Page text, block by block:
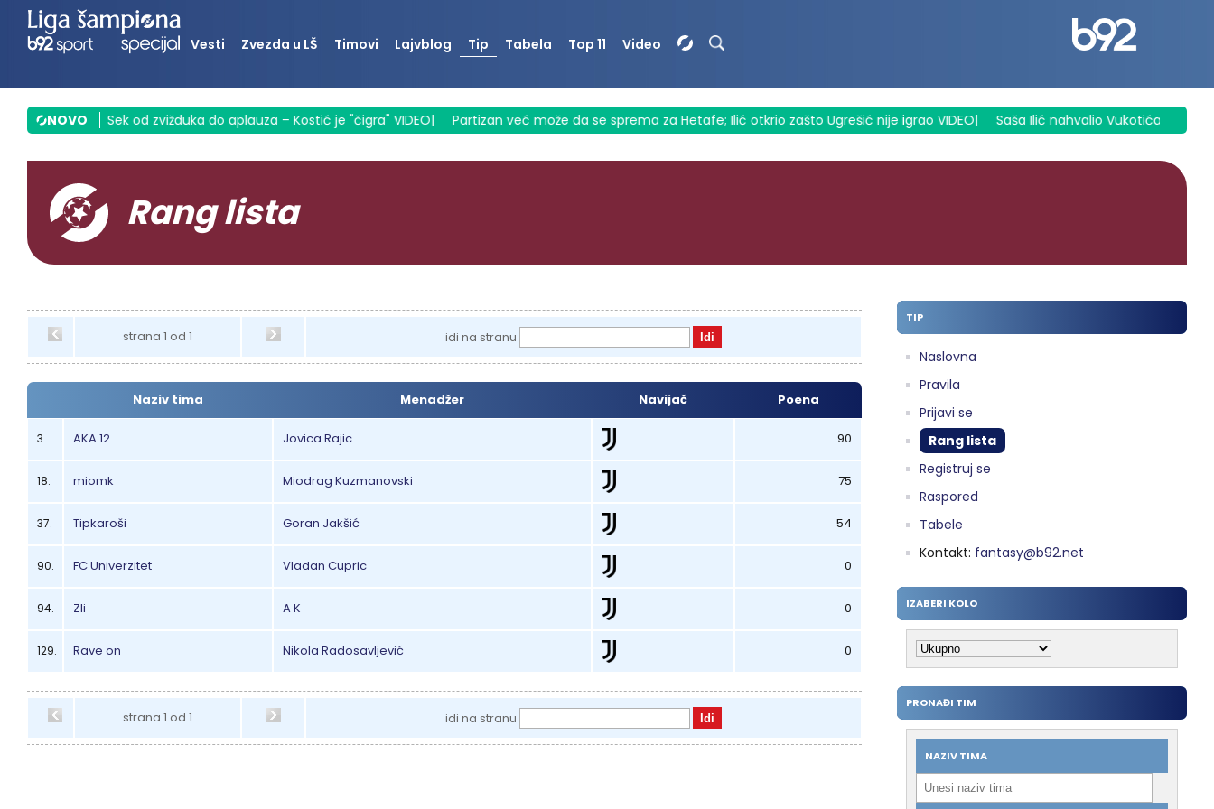
Vesti Zvezda u LŠ Timovi Lajvblog Tip Tabela Top 11 Video
NOVO
Srbiju| Sek od zvižduka do aplauza – Kostić je "čigra" VIDEO| Partizan već može da se sprema za Hetafe; Ilić otkrio zašto Ugrešić nije igrao VIDEO| Saša Ilić nahvalio Vukotića, ali mu i
Rang lista
strana 1 od 1 idi na stranu
Naziv tima Menadžer Navijač Poena
3. AKA 12 Jovica Rajic 90
18. miomk Miodrag Kuzmanovski 75
37. Tipkaroši Goran Jakšić 54
90. FC Univerzitet Vladan Cupric 0
94. Zli A K 0
129. Rave on Nikola Radosavljević 0
strana 1 od 1 idi na stranu
TIP
Naslovna
Pravila
Prijavi se
Rang lista
Registruj se
Raspored
Tabele
Kontakt: fantasy@b92.net
IZABERI KOLO
PRONAĐI TIM
NAZIV TIMA